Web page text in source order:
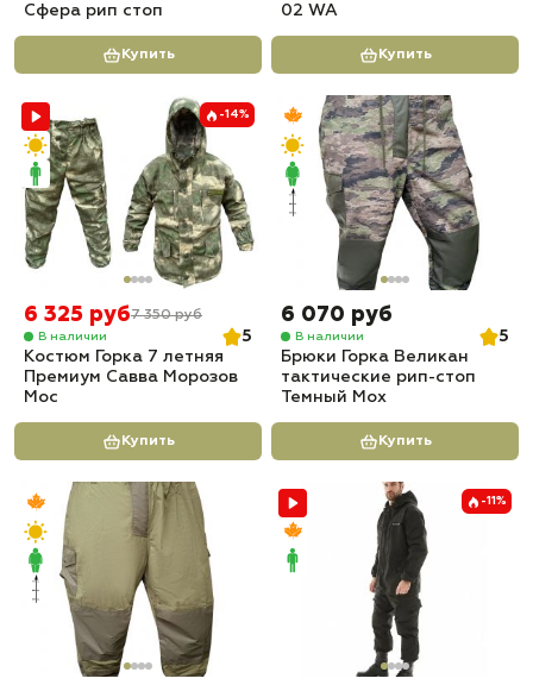
Сфера рип стоп
Купить
02 WA
Купить
-14%
6 325 руб7 350 руб
В наличии
5
Костюм Горка 7 летняя
Премиум Савва Морозов
Мос
Купить
6 070 руб
В наличии
5
Брюки Горка Великан
тактические рип-стоп
Темный Мох
Купить
-11%